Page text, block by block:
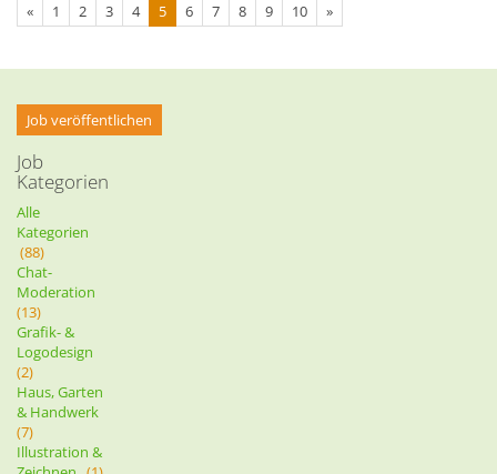
« 1 2 3 4 5 6 7 8 9 10 »
Job veröffentlichen
Job
Kategorien
Alle
Kategorien
(88)
Chat-
Moderation
(13)
Grafik- &
Logodesign
(2)
Haus, Garten
& Handwerk
(7)
Illustration &